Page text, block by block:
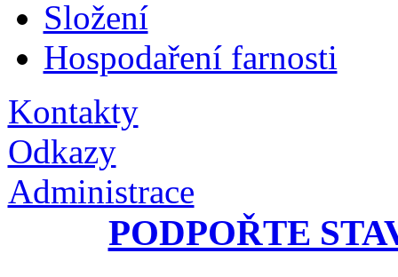
Složení
Hospodaření farnosti
Kontakty
Odkazy
Administrace
PODPOŘTE